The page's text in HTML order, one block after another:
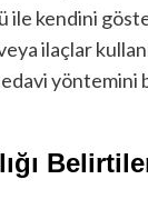
ile kendini
ilaçlar
yöntemini